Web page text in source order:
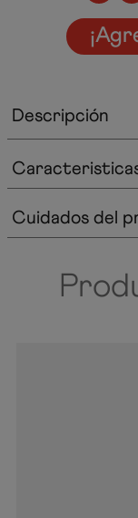
Descripción
Cuidados del